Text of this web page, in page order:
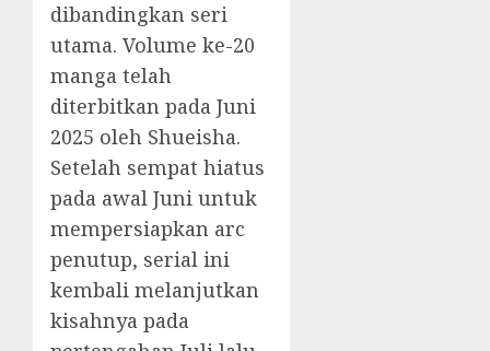
dibandingkan seri
utama. Volume ke-20
manga telah
diterbitkan pada Juni
2025 oleh Shueisha.
Setelah sempat hiatus
pada awal Juni untuk
mempersiapkan arc
penutup, serial ini
kembali melanjutkan
kisahnya pada